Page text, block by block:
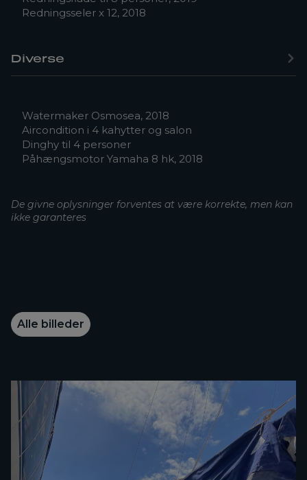
Redningsseler x 12, 2018
Diverse
Watermaker Osmosea, 2018
Aircondition i 4 kahytter og salon
Dinghy til 4 personer
Påhængsmotor Yamaha 8 hk, 2018
De givne oplysninger forventes at være korrekte, men kan
ikke garanteres
Alle billeder